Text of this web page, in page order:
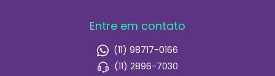
Entre em contato
(11) 98717-0166
(11) 2896-7030